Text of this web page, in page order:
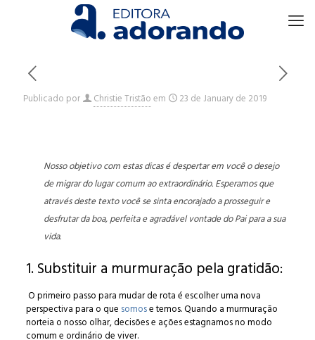
Publicado por Christie Tristãoem 23 de January de 2019
Nosso objetivo com estas dicas é despertar em você o desejo
de migrar do lugar comum ao extraordinário. Esperamos que
através deste texto você se sinta encorajado a prosseguir e
desfrutar da boa, perfeita e agradável vontade do Pai para a sua
vida.
1. Substituir a murmuração pela gratidão:
O primeiro passo para mudar de rota é escolher uma nova
perspectiva para o que somose temos. Quando a murmuração
norteia o nosso olhar, decisões e ações estagnamos no modo
comum e ordinário de viver.